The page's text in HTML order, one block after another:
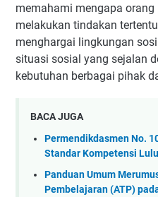
memahami mengapa
melakukan tindakan
menghargai lingkungan
situasi sosial yang sejalan
kebutuhan berbagai pihak
BACA JUGA
Permendikdasmen No.
Standar Kompetensi
Panduan Umum
Pembelajaran (ATP)